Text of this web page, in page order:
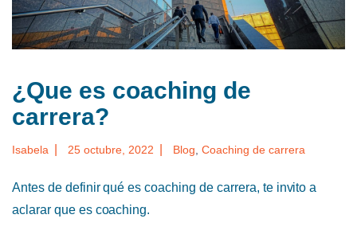
¿Que es coaching de
carrera?
Isabela 25 octubre, 2022 Blog, Coaching de carrera
Antes de definir qué es coaching de carrera, te invito a
aclarar que es coaching.